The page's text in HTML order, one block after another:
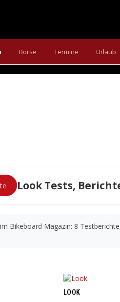
Börse Termine Urlaub
Serien-Rennrad der Welt in
Note
Look Tests,
Bikeboard Magazin: 8
LOOK